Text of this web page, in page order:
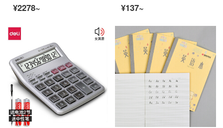
¥2278~
¥137~